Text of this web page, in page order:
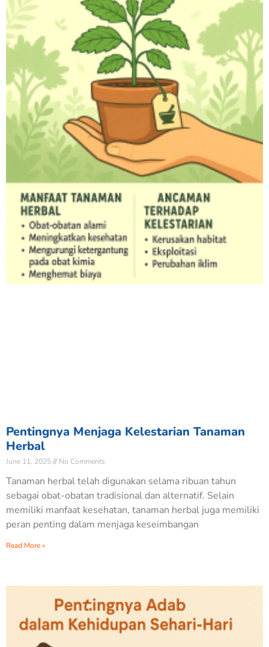
Pentingnya Menjaga Kelestarian Tanaman
Herbal
June 11, 2025 No Comments
Tanaman herbal telah digunakan selama ribuan tahun
sebagai obat-obatan tradisional dan alternatif. Selain
memiliki manfaat kesehatan, tanaman herbal juga memiliki
peran penting dalam menjaga keseimbangan
Read More »